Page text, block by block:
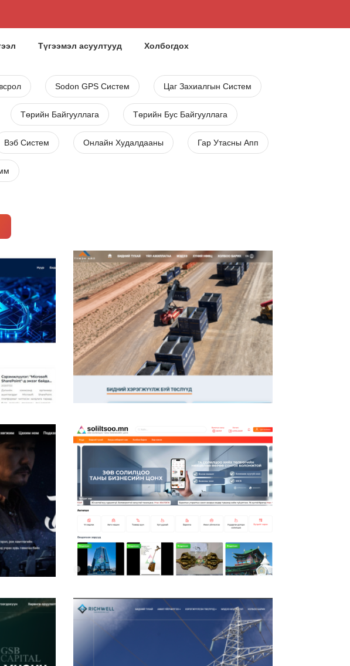
Түгээмэл асуултууд Холбогдох
Sodon GPS Систем Цаг Захиалгын Систем
Төрийн Байгууллага Төрийн Бус Байгууллага
Вэб Систем Онлайн Худалдааны Гар Утасны Апп
Газар Https://www.tumenailcoal.mn/